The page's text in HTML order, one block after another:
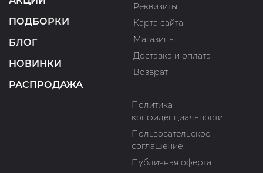
ПОДБОРКИ
БЛОГ
НОВИНКИ
РАСПРОДАЖА
Реквизиты
Карта сайта
Магазины
Доставка и оплата
Возврат
Политика
конфиденциальности
Пользовательское
соглашение
Публичная оферта